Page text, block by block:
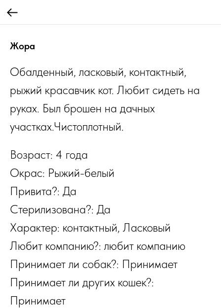
Жора
Обалденный, ласковый, контактный,
рыжий красавчик кот. Любит сидеть на
руках. Был брошен на дачных
участках.Чистоплотный.
Возраст: 4 года
Окрас: Рыжий-белый
Привита?: Да
Стерилизована?: Да
Характер: контактный, Ласковый
Любит компанию?: любит компанию
Принимает ли собак?: Принимает
Принимает ли других кошек?:
Принимает